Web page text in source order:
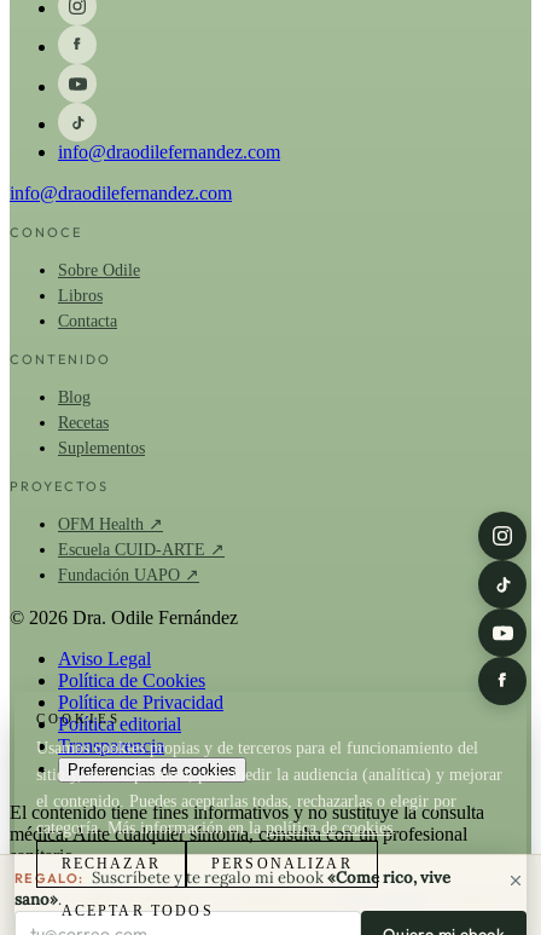
info@draodilefernandez.com
info@draodilefernandez.com
CONOCE
Sobre Odile
Libros
Contacta
CONTENIDO
Blog
Recetas
Suplementos
PROYECTOS
OFM Health ↗
Escuela CUID-ARTE ↗
Fundación UAPO ↗
© 2026 Dra. Odile Fernández
Aviso Legal
Política de Cookies
Política de Privacidad
Política editorial
Transparencia
Preferencias de cookies
El contenido tiene fines informativos y no sustituye la consulta
médica. Ante cualquier síntoma, consulta con un profesional
sanitario.
La Dra. Odile Fernández es fundadora de
artículo recomienda un producto de OFM existe relación comercial;
COOKIES
Usamos cookies propias y de terceros para el funcionamiento del
sitio y, con tu permiso, para medir la audiencia (analítica) y mejorar
el contenido. Puedes aceptarlas todas, rechazarlas o elegir por
categoría. Más información en lapolítica de cookies.
RECHAZAR PERSONALIZAR
ACEPTAR TODOS
REGALO: Suscríbete y te regalo mi ebook«Come rico, vive
sano».
Tu correo electrónico